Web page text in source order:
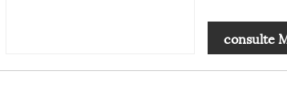
consulte